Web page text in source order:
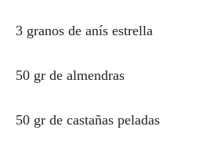
3 granos de anís estrella
50 gr de almendras
50 gr de castañas peladas